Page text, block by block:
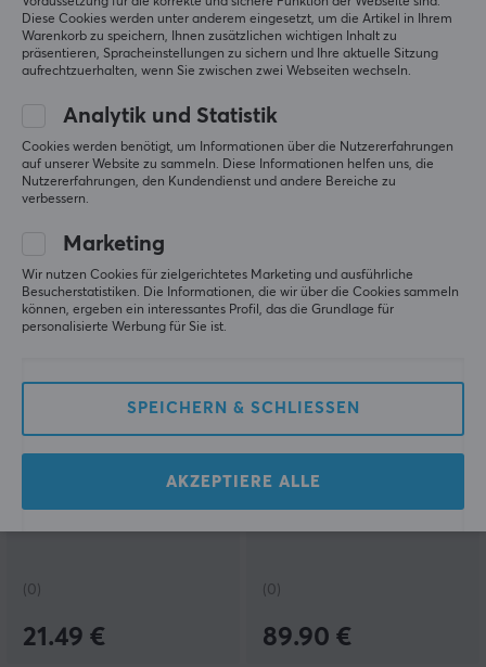
WLMouse
Gaming-Maus - Emerald
[Omron Opticals]
(13)
154.90 €
WLMouse
Gaming-Maus -
Amethyst [TTC Nihil]
(12)
M240 Silent Bluetooth
Maus - Graphite
(0)
21.49 €
FLY 8K Drahtloser
Gaming-Maus - Rot
(0)
89.90 €
Diese Cookies werden unter anderem eingesetzt, um die Artikel in Ihrem
Warenkorb zu speichern, Ihnen zusätzlichen wichtigen Inhalt zu
präsentieren, Spracheinstellungen zu sichern und Ihre aktuelle Sitzung
aufrechtzuerhalten, wenn Sie zwischen zwei Webseiten wechseln.
Analytik und Statistik
Cookies werden benötigt, um Informationen über die Nutzererfahrungen
auf unserer Website zu sammeln. Diese Informationen helfen uns, die
Nutzererfahrungen, den Kundendienst und andere Bereiche zu
verbessern.
Marketing
Wir nutzen Cookies für zielgerichtetes Marketing und ausführliche
Besucherstatistiken. Die Informationen, die wir über die Cookies sammeln
können, ergeben ein interessantes Profil, das die Grundlage für
personalisierte Werbung für Sie ist.
SPEICHERN & SCHLIESSEN
AKZEPTIERE ALLE